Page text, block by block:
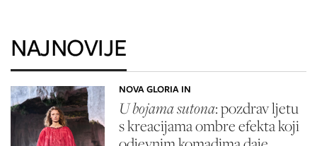
NAJNOVIJE
NOVA GLORIA IN
U bojama sutona: pozdrav ljetu
s kreacijama ombre efekta koji